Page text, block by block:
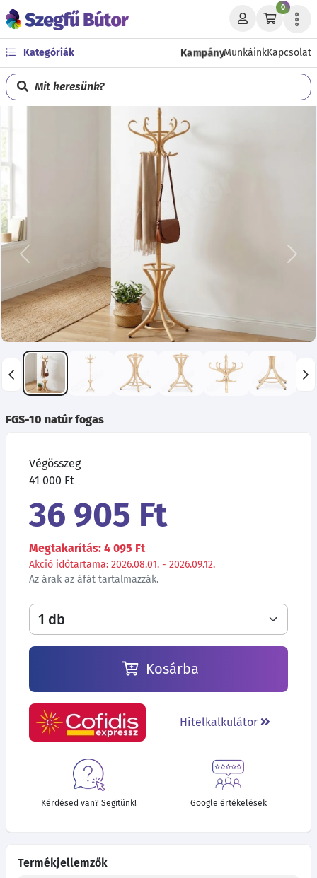
0
Kategóriák KampányMunkáinkKapcsolat
Mit keresünk?
Előző
FGS-10 natúr fogas
Végösszeg
41 000 Ft
36 905 Ft
Megtakarítás: 4 095 Ft
Akció időtartama: 2026.08.01. - 2026.09.12.
Az árak az áfát tartalmazzák.
Kosárba
Hitelkalkulátor
Kérdésed van? Segítünk! Google értékelések
Termékjellemzők